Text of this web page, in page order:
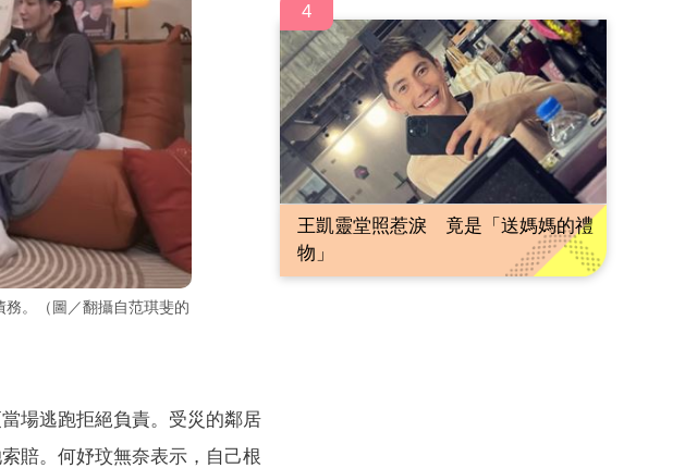
。（圖／翻攝自范琪斐的
場逃跑拒絕負責。受災的鄰居
賠。何妤玟無奈表示，自己根
4
王凱靈堂照惹淚 竟是「送媽媽的禮
物」